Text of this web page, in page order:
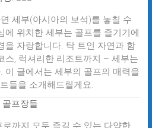
세부(아시아의 보석)를 놓칠 수
에 위치한 세부는 골프를 즐기기에
을 자랑합니다. 탁 트인 자연과 함
스, 럭셔리한 리조트까지 – 세부는
이 글에서는 세부의 골프의 매력을
들을 소개해드릴게요.
프장들
까지 모두 즐길 수 있는 다양한